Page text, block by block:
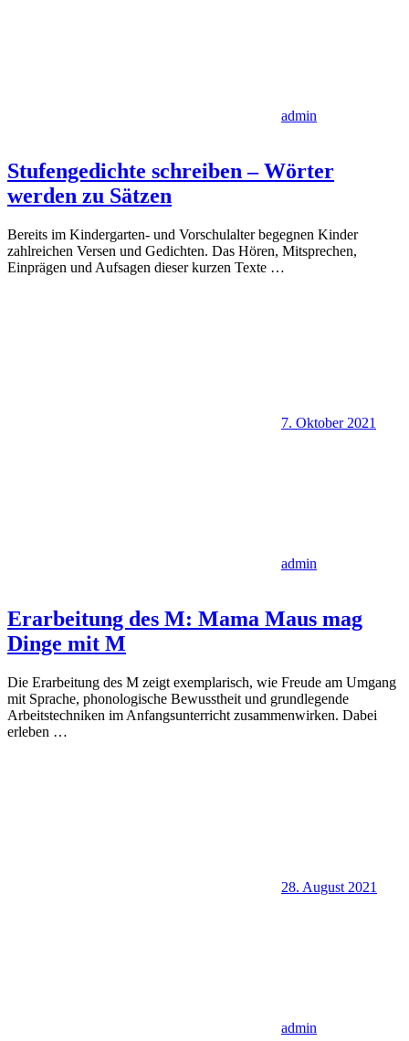
admin
Stufengedichte schreiben – Wörter
werden zu Sätzen
Bereits im Kindergarten- und Vorschulalter begegnen Kinder
zahlreichen Versen und Gedichten. Das Hören, Mitsprechen,
Einprägen und Aufsagen dieser kurzen Texte …
7. Oktober 2021
admin
Erarbeitung des M: Mama Maus mag
Dinge mit M
Die Erarbeitung des M zeigt exemplarisch, wie Freude am Umgang
mit Sprache, phonologische Bewusstheit und grundlegende
Arbeitstechniken im Anfangsunterricht zusammenwirken. Dabei
erleben …
28. August 2021
admin